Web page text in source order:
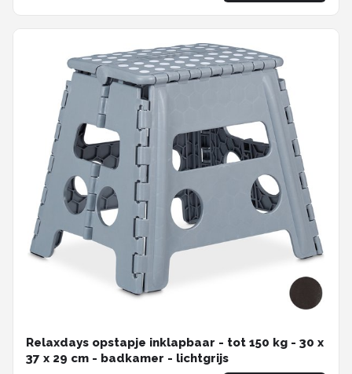
Relaxdays opstapje inklapbaar - tot 150 kg - 30 x
37 x 29 cm - badkamer - lichtgrijs